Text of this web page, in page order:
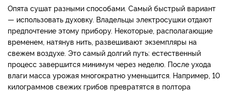
Опята сушат разными способами. Самый быстрый вариант
— использовать духовку. Владельцы электросушки отдают
предпочтение этому прибору. Некоторые, располагающие
временем, натянув нить, развешивают экземпляры на
свежем воздухе. Это самый долгий путь: естественный
процесс завершится минимум через неделю. После ухода
влаги масса урожая многократно уменьшится. Например, 10
килограммов свежих грибов превратятся в полтора